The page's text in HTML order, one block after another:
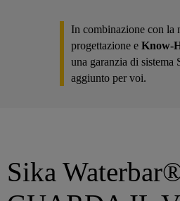
In combinazione con la
progettazione e Know-
una garanzia di
aggiunto per voi.
Sika